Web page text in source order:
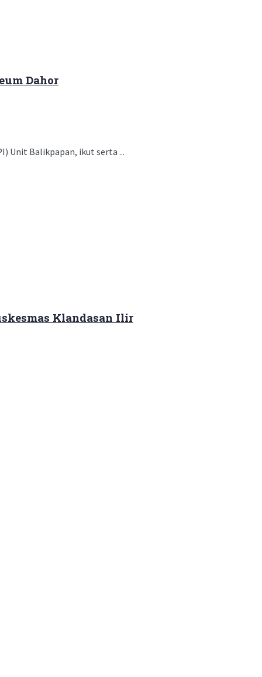
Dahor
Unit Balikpapan, ikut serta ...
Klandasan Ilir